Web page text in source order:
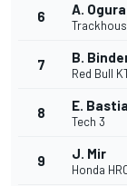
6 A. Ogura
7 B.
Red Bull
8 E.
Tech 3
9 J. Mir
Honda